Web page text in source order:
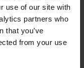
use of our site with
partners who
that you’ve
from your use